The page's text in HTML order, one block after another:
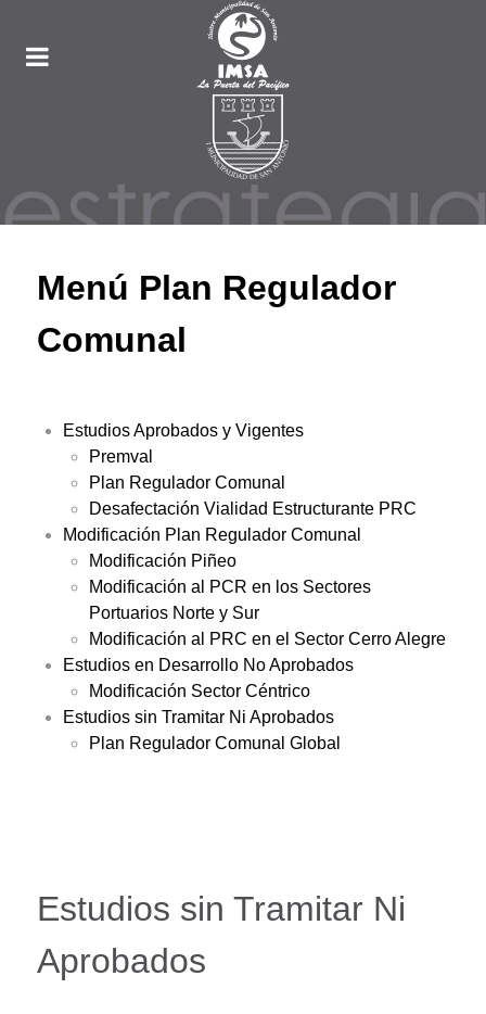
Menú Plan Regulador
Comunal
Estudios Aprobados y Vigentes
Premval
Plan Regulador Comunal
Desafectación Vialidad Estructurante PRC
Modificación Plan Regulador Comunal
Modificación Piñeo
Modificación al PCR en los Sectores
Portuarios Norte y Sur
Modificación al PRC en el Sector Cerro Alegre
Estudios en Desarrollo No Aprobados
Modificación Sector Céntrico
Estudios sin Tramitar Ni Aprobados
Plan Regulador Comunal Global
Estudios sin Tramitar Ni
Aprobados